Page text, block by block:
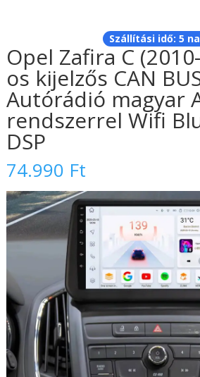
Szállítási idő: 5
Opel Zafira C
os kijelzős CAN
Autórádió magyar
rendszerrel Wifi
DSP
74.990 Ft